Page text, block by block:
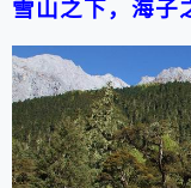
雪山之下，海子